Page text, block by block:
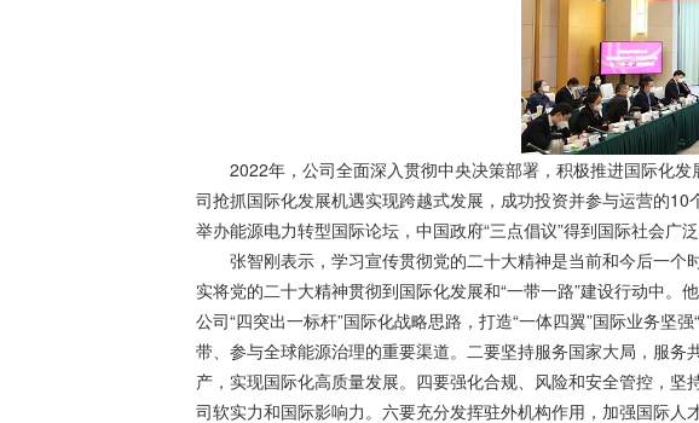
2022年，公司全面深入贯彻中央决策部署，积极推进国际化
司抢抓国际化发展机遇实现跨越式发展，成功投资并参与运营的
举办能源电力转型国际论坛，中国政府“三点倡议”得到国际社会广
张智刚表示，学习宣传贯彻党的二十大精神是当前和今后一
实将党的二十大精神贯彻到国际化发展和“一带一路”建设行动中
公司“四突出一标杆”国际化战略思路，打造“一体四翼”国际业务坚
带、参与全球能源治理的重要渠道。二要坚持服务国家大局，服
产，实现国际化高质量发展。四要强化合规、风险和安全管控，
司软实力和国际影响力。六要充分发挥驻外机构作用，加强国际人